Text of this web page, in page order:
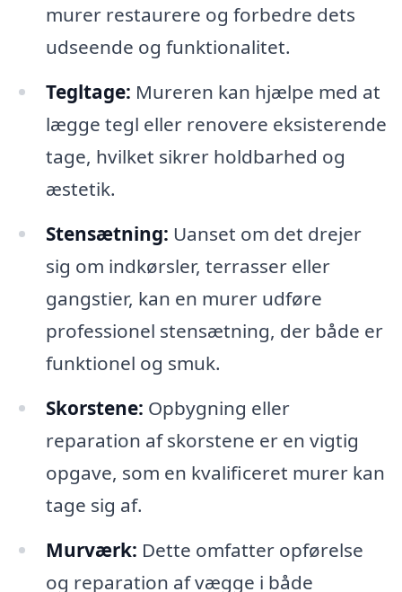
murer restaurere og forbedre dets
udseende og funktionalitet.
Tegltage: Mureren kan hjælpe med at
lægge tegl eller renovere eksisterende
tage, hvilket sikrer holdbarhed og
æstetik.
Stensætning: Uanset om det drejer
sig om indkørsler, terrasser eller
gangstier, kan en murer udføre
professionel stensætning, der både er
funktionel og smuk.
Skorstene: Opbygning eller
reparation af skorstene er en vigtig
opgave, som en kvalificeret murer kan
tage sig af.
Murværk: Dette omfatter opførelse
og reparation af vægge i både